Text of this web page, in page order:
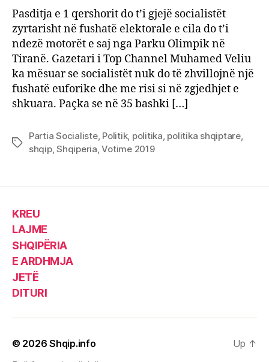
Pasditja e 1 qershorit do t’i gjejë socialistët
zyrtarisht në fushatë elektorale e cila do t’i
ndezë motorët e saj nga Parku Olimpik në
Tiranë. Gazetari i Top Channel Muhamed Veliu
ka mësuar se socialistët nuk do të zhvillojnë një
fushatë euforike dhe me risi si në zgjedhjet e
shkuara. Paçka se në 35 bashki […]
Tags
Partia Socialiste, Politik, politika, politika shqiptare,
shqip,Shqiperia,Votime 2019
KREU
LAJME
SHQIPËRIA
E ARDHMJA
JETË
DITURI
© 2026Shqip.info
Up ↑